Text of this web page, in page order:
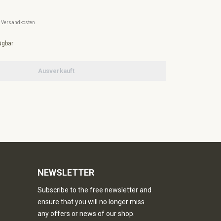
Ausverkauft
NEWSLETTER
Subscribe to the free newsletter and
ensure that you will no longer miss
any offers or news of our shop.